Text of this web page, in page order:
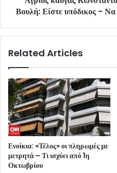
Βουλή: Είστε υπόδικος - Να
Related Articles
Ενοίκια: «Τέλος» οι πληρωμές με
μετρητά – Τι ισχύει από 1η
Οκτωβρίου